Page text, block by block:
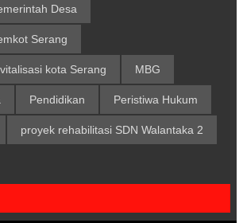
Desa
Serang
kota Serang MBG
Pendidikan Peristiwa Hukum
proyek rehabilitasi SDN Walantaka 2